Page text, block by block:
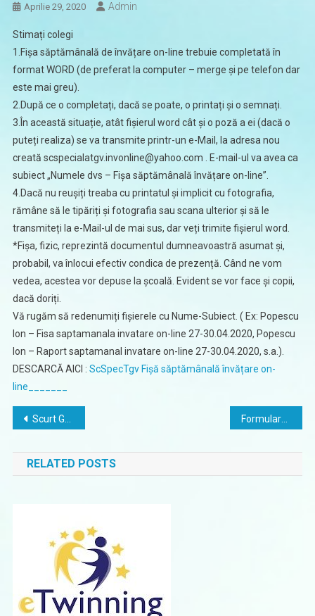
Aprilie 29, 2020 Admin
Stimați colegi
1.Fișa săptămânală de învățare on-line trebuie completată în
format WORD (de preferat la computer – merge și pe telefon dar
este mai greu).
2.După ce o completați, dacă se poate, o printați și o semnați.
3.În această situație, atât fișierul word cât și o poză a ei (dacă o
puteți realiza) se va transmite printr-un e-Mail, la adresa nou
creată scspecialatgv.invonline@yahoo.com . E-mail-ul va avea ca
subiect „Numele dvs – Fișa săptămânală învățare on-line”.
4.Dacă nu reușiți treaba cu printatul și implicit cu fotografia,
rămâne să le tipăriți și fotografia sau scana ulterior și să le
transmiteți la e-Mail-ul de mai sus, dar veți trimite fișierul word.
*Fișa, fizic, reprezintă documentul dumneavoastră asumat și,
probabil, va înlocui efectiv condica de prezență. Când ne vom
vedea, acestea vor depuse la școală. Evident se vor face și copii,
dacă doriți.
Vă rugăm să redenumiți fișierele cu Nume-Subiect. ( Ex: Popescu
Ion – Fisa saptamanala invatare on-line 27-30.04.2020, Popescu
Ion – Raport saptamanal invatare on-line 27-30.04.2020, s.a.).
DESCARCĂ AICI : ScSpecTgv Fișă săptămânală învățare on-
line_______
Navigare
în
articole
Scurt Ghid – CONECTARE WathsApp la calculator
RELATED POSTS